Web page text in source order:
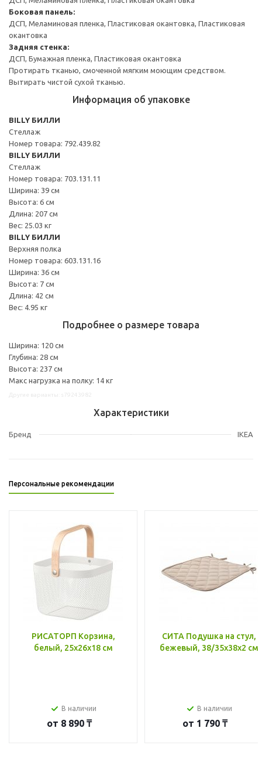
Боковая панель:
ДСП, Меламиновая пленка, Пластиковая окантовка, Пластиковая
окантовка
Задняя стенка:
ДСП, Бумажная пленка, Пластиковая окантовка
Протирать тканью, смоченной мягким моющим средством.
Вытирать чистой сухой тканью.
Информация об упаковке
BILLY БИЛЛИ
Стеллаж
Номер товара: 792.439.82
BILLY БИЛЛИ
Стеллаж
Номер товара: 703.131.11
Ширина: 39 см
Высота: 6 см
Длина: 207 см
Вес: 25.03 кг
BILLY БИЛЛИ
Верхняя полка
Номер товара: 603.131.16
Ширина: 36 см
Высота: 7 см
Длина: 42 см
Вес: 4.95 кг
Подробнее о размере товара
Ширина: 120 см
Глубина: 28 см
Высота: 237 см
Макс нагрузка на полку: 14 кг
Характеристики
Бренд IKEA
Персональные рекомендации
РИСАТОРП Корзина,
белый, 25x26x18 см
В наличии
от 8 890 ₸
СИТА Подушка на стул,
бежевый, 38/35x38x2 см
В наличии
от 1 790 ₸